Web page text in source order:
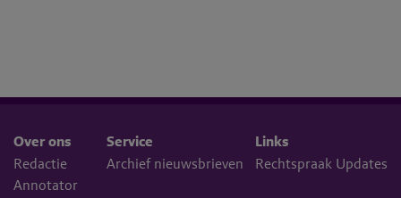
Over ons
Redactie
Annotator
Service
Archief nieuwsbrieven
Links
Rechtspraak Updates